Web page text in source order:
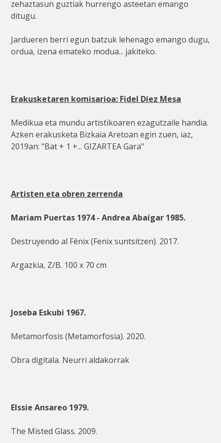
zehaztasun guztiak hurrengo asteetan emango
ditugu.
Jardueren berri egun batzuk lehenago emango dugu,
ordua, izena emateko modua... jakiteko.
Erakusketaren komisarioa: Fidel Díez Mesa
Medikua eta mundu artistikoaren ezagutzaile handia.
Azken erakusketa Bizkaia Aretoan egin zuen, iaz,
2019an: "Bat + 1 +... GIZARTEA Gara"
Artisten eta obren zerrenda
Mariam Puertas 1974 - Andrea Abaígar 1985.
Destruyendo al Fénix (Fenix suntsitzen). 2017.
Argazkia, Z/B. 100 x 70 cm
Joseba Eskubi 1967.
Metamorfosis (Metamorfosia). 2020.
Obra digitala. Neurri aldakorrak
Elssie Ansareo 1979.
The Misted Glass. 2009.